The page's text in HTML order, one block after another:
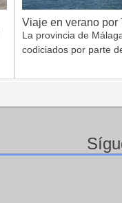
Viaje en verano por
La provincia de
codiciados por parte